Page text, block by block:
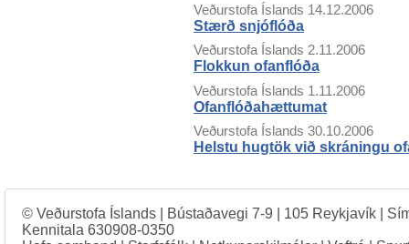
Veðurstofa Íslands 14.12.2006
Stærð snjóflóða
Veðurstofa Íslands 2.11.2006
Flokkun ofanflóða
Veðurstofa Íslands 1.11.2006
Ofanflóðahættumat
Veðurstofa Íslands 30.10.2006
Helstu hugtök við skráningu
© Veðurstofa Íslands | Bústaðavegi 7-9 | 105 Reykjavík |
Kennitala 630908-0350